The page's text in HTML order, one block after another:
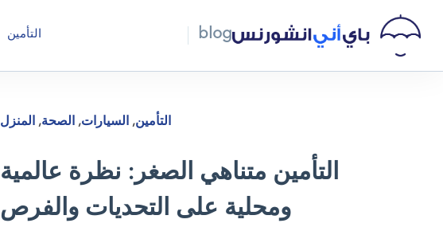
blog التأمين
التأمين,السيارات,الصحة,المنزل
التأمين متناهي الصغر: نظرة عالمية
ومحلية على التحديات والفرص